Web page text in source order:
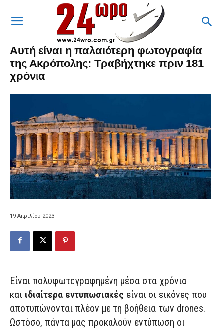
Αυτή είναι η παλαιότερη φωτογραφία
της Ακρόπολης: Τραβήχτηκε πριν 181
χρόνια
19 Απριλίου 2023
Είναι πολυφωτογραφημένη μέσα στα χρόνια
και ιδιαίτερα εντυπωσιακές είναι οι εικόνες που
αποτυπώνονται πλέον με τη βοήθεια των drones.
Ωστόσο, πάντα μας προκαλούν εντύπωση οι